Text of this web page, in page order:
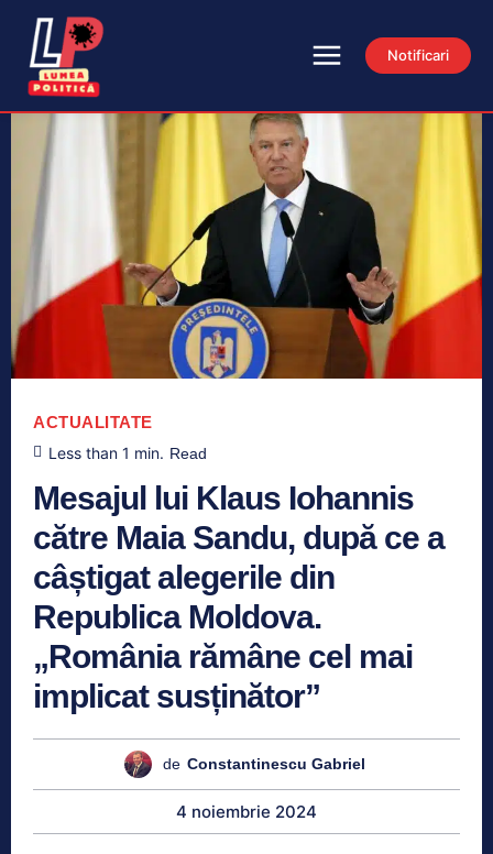
Notificari
ACTUALITATE
Less than 1 min. Read
Mesajul lui Klaus Iohannis
către Maia Sandu, după ce a
câștigat alegerile din
Republica Moldova.
„România rămâne cel mai
implicat susținător”
de Constantinescu Gabriel
4 noiembrie 2024